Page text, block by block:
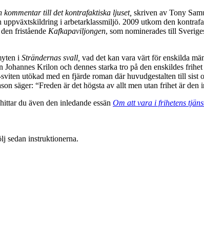
kommentar till det kontrafaktiska ljuset, skriven av Tony
uppväxtskildring i arbetarklassmiljö. 2009 utkom den
fristående Kafkapaviljongen, som nominerades till
i Strändernas svall, vad det kan vara värt för enskilda
Krilon och dennes starka tro på den enskildes
utökad med en fjärde roman där huvudgestalten till
säger: “Freden är det högsta av allt men utan frihet är den
du även den inledande essän Om att vara i frihetens
sedan instruktionerna.